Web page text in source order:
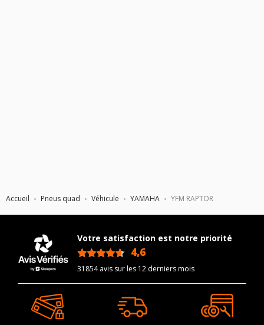
Accueil Pneus quad Véhicule YAMAHA YFM RAPTOR
Votre satisfaction est notre priorité
4,6
31854 avis sur les 12 derniers mois